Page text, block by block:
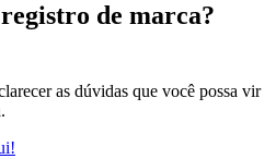
de marca?
as dúvidas que você possa vir